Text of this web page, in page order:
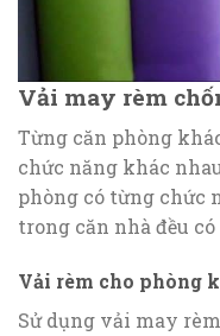
Vải may rèm
Từng căn phòng
chức năng khác
phòng có từng chức
trong căn nhà đều
Vải rèm cho phòng
Sử dụng vải may